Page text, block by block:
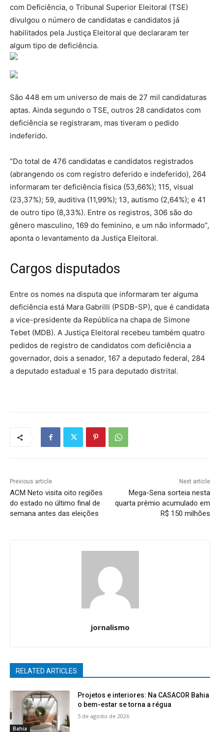
com Deficiência, o Tribunal Superior Eleitoral (TSE)
divulgou o número de candidatas e candidatos já
habilitados pela Justiça Eleitoral que declararam ter
algum tipo de deficiência.
São 448 em um universo de mais de 27 mil candidaturas
aptas. Ainda segundo o TSE, outros 28 candidatos com
deficiência se registraram, mas tiveram o pedido
indeferido.
“Do total de 476 candidatas e candidatos registrados
(abrangendo os com registro deferido e indeferido), 264
informaram ter deficiência física (53,66%); 115, visual
(23,37%); 59, auditiva (11,99%); 13, autismo (2,64%); e 41
de outro tipo (8,33%). Entre os registros, 306 são do
gênero masculino, 169 do feminino, e um não informado”,
aponta o levantamento da Justiça Eleitoral.
Cargos disputados
Entre os nomes na disputa que informaram ter alguma
deficiência está Mara Gabrilli (PSDB-SP), que é candidata
a vice-presidente da República na chapa de Simone
Tebet (MDB). A Justiça Eleitoral recebeu também quatro
pedidos de registro de candidatos com deficiência a
governador, dois a senador, 167 a deputado federal, 284
a deputado estadual e 15 para deputado distrital.
Previous article
ACM Neto visita oito regiões
do estado no último final de
semana antes das eleições
Next article
Mega-Sena sorteia nesta
quarta prêmio acumulado em
R$ 150 milhões
jornalismo
RELATED ARTICLES
Bahia
Projetos e interiores: Na CASACOR Bahia
o bem-estar se torna a régua
5 de agosto de 2026